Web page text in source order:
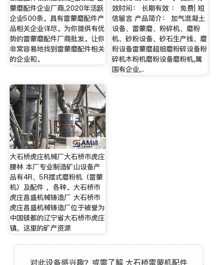
蒙磨配件企业厂商,2020年活跃
企业500条。具有雷蒙磨配件产
品相关企业详尽。为你提供有优
势的雷蒙磨配件厂商批发。让你
非常容易地找到雷蒙磨配件相关
的企业和。
效时间： 长期有效 ： 免费| 短
信留言 产品简介： 加气混凝土
设备、雷蒙磨、粉碎机、磨粉
机、砂粉设备、砂石生产线、磨
粉设备雷蒙磨超细磨粉碎设备粉
碎机木粉机磨粉设备磨粉机,属
国有企业,..
大石桥虎庄机械厂大石桥市虎庄
腰林 本厂专业制造矿山设备产
品有4R、5R摆式磨粉机（雷蒙
机）及配件 ，各种。大石桥市
虎庄昌盛机械铸造厂 大石桥市
虎庄昌盛机械铸造厂位于被誉为
中国镁都的辽宁省大石桥市虎庄
镇，这里的矿产资源
对此设备感兴趣？或需了解 大石桥雷蒙机配件